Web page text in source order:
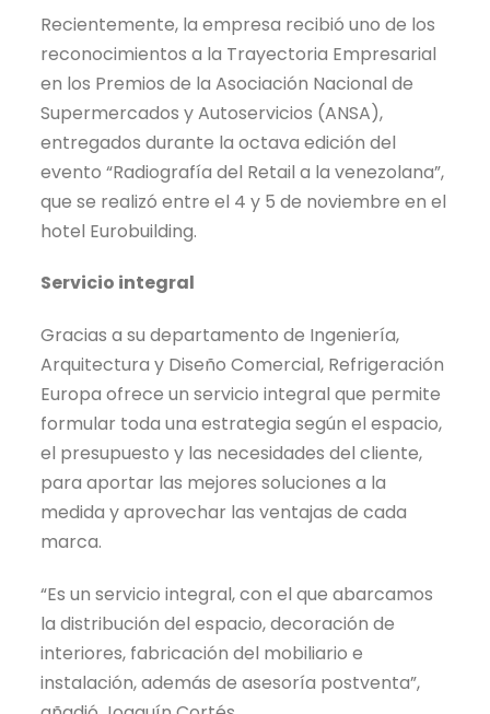
Recientemente, la empresa recibió uno de los
reconocimientos a la Trayectoria Empresarial
en los Premios de la Asociación Nacional de
Supermercados y Autoservicios (ANSA),
entregados durante la octava edición del
evento “Radiografía del Retail a la venezolana”,
que se realizó entre el 4 y 5 de noviembre en el
hotel Eurobuilding.
Servicio integral
Gracias a su departamento de Ingeniería,
Arquitectura y Diseño Comercial, Refrigeración
Europa ofrece un servicio integral que permite
formular toda una estrategia según el espacio,
el presupuesto y las necesidades del cliente,
para aportar las mejores soluciones a la
medida y aprovechar las ventajas de cada
marca.
“Es un servicio integral, con el que abarcamos
la distribución del espacio, decoración de
interiores, fabricación del mobiliario e
instalación, además de asesoría postventa”,